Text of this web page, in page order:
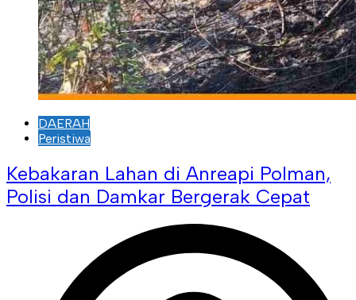
DAERAH
Peristiwa
Kebakaran Lahan di Anreapi Polman,
Polisi dan Damkar Bergerak Cepat